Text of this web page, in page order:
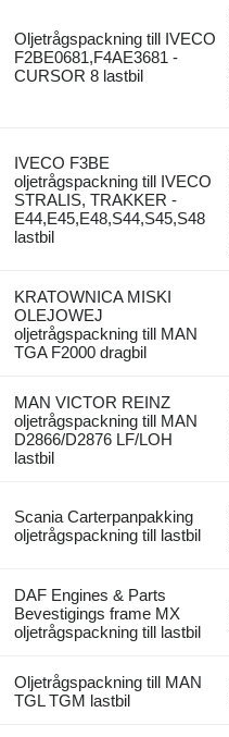
Oljetrågspackning till IVECO
F2BE0681,F4AE3681 -
CURSOR 8 lastbil
IVECO F3BE
oljetrågspackning till IVECO
STRALIS, TRAKKER -
E44,E45,E48,S44,S45,S48
lastbil
KRATOWNICA MISKI
OLEJOWEJ
oljetrågspackning till MAN
TGA F2000 dragbil
MAN VICTOR REINZ
oljetrågspackning till MAN
D2866/D2876 LF/LOH
lastbil
Scania Carterpanpakking
oljetrågspackning till lastbil
DAF Engines & Parts
Bevestigings frame MX
oljetrågspackning till lastbil
Oljetrågspackning till MAN
TGL TGM lastbil